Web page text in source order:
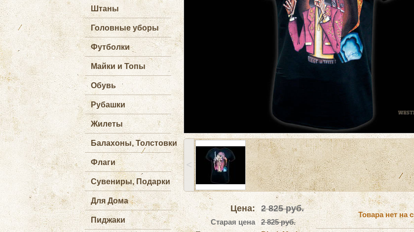
Штаны
Головные уборы
Футболки
Майки и Топы
Обувь
Рубашки
Жилеты
Балахоны, Толстовки
Флаги
Сувениры, Подарки
Для Дома
Пиджаки
˂
Цена: 2 825руб.
Старая цена
2 825 руб.
Товара нет на